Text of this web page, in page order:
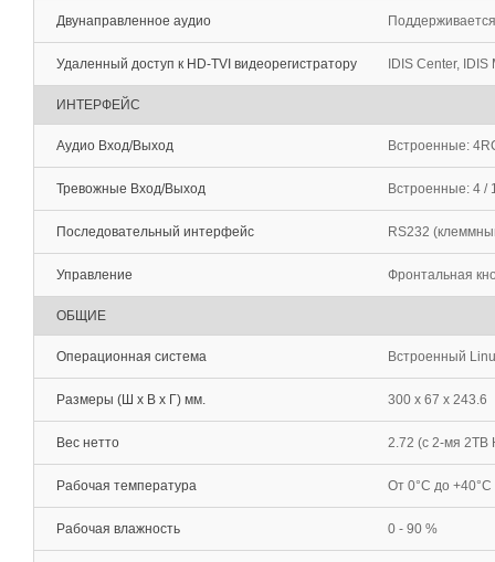
Двунаправленное аудио Поддерживается
Удаленный доступ к HD-TVI видеорегистратору IDIS Center,
ИНТЕРФЕЙС
Аудио Вход/Выход Встроенные:
Тревожные Вход/Выход Встроенные: 4 /
Последовательный интерфейс RS232
Управление Фронтальная
ОБЩИЕ
Операционная система Встроенный
Размеры (Ш х В х Г) мм. 300 x 67 x 243.6
Вес нетто 2.72 (c 2-мя 2TB
Рабочая температура От 0°С до +40°С
Рабочая влажность 0 - 90 %